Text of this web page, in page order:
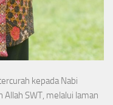
kepada Nabi
SWT, melalui laman